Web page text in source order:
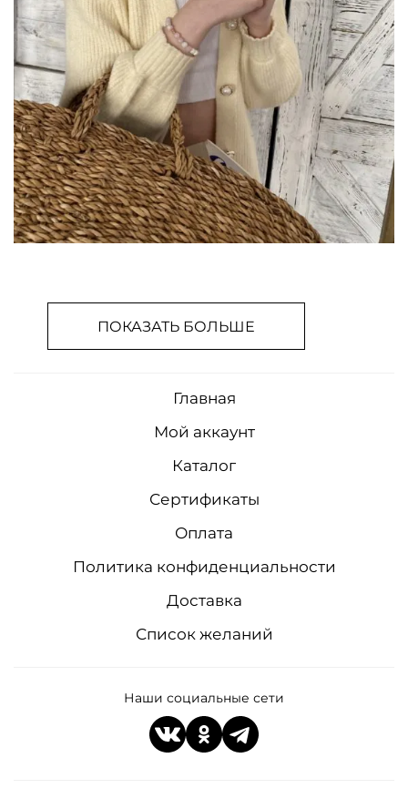
ПОКАЗАТЬ БОЛЬШЕ
Главная
Мой аккаунт
Каталог
Сертификаты
Оплата
Политика конфиденциальности
Доставка
Список желаний
Наши социальные сети